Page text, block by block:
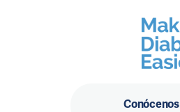
Conócenos